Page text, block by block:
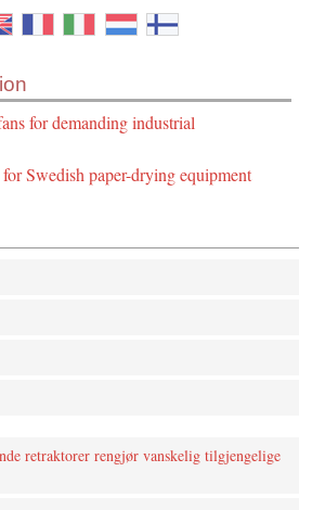
for demanding industrial
Swedish paper-drying equipment
retraktorer rengjør vanskelig tilgjengelige